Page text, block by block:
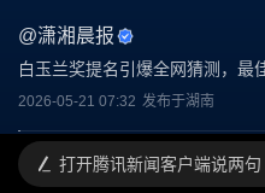
@潇湘晨报
白玉兰奖提名引爆全网猜测，最
2026-05-21 07:32 发布于湖南
打开腾讯新闻客户端说两句